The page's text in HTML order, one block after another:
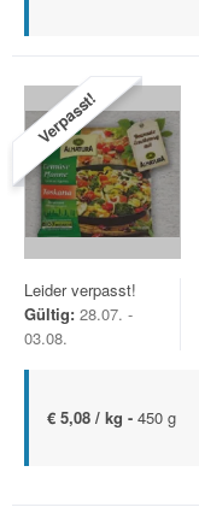
Verpasst!
Leider verpasst!
Gültig: 28.07. -
03.08.
€ 5,08 / kg - 450 g